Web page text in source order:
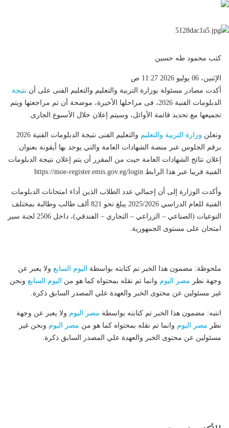
كتب محمود طه حسين
الإثنين، 06 يوليو 2026 11:27 ص
أكدت مصادر مسئولة بوزارة التربية والتعليم والتعليم الفنى على أن نتيجة
الدبلومات الفنية 2026، فى مراحلها الأخيرة، موضحة أن تم مراجعتها ويتم
تجميعها مع تحديد قائمة الأوائل، وسيتم إعلان خلال الأسبوع الجارى.
وتعلن وزارة التربية والتعليم
والتعليم الفنى نتيجة الدبلومات الفنية 2026
برقم الجلوس عبر منصة الشهادات العامة والتي يوجد بها أيقونة بعنوان:
إعلان نتائج الشهادات العامة حيث من المقرر أن يتم إعلان نتيجة الدبلومات
الفنية قريبا عبر هذا الرابط https://moe-register.emis.gov.eg/login
وأكدت الوزارة إلى أن إجمالي عدد الطلاب الذين أداء امتحانات الدبلومات
الفنية للعام الدراسي 2025/2026 يبلغ نحو 821 ألف طالب وطالبة بمختلف
النوعيات (الصناعي – الزراعي – التجاري – الفندقي)، داخل 2506 لجنة سير
امتحان على مستوى الجمهورية.
ملحوظة: مضمون هذا الخبر تم كتابته بواسطة اليوم السابع ولا يعبر عن
وجهة نظر مصر اليوم وانما تم نقله بمحتواه كما هو من اليوم السابع ونحن
غير مسئولين عن محتوى الخبر والعهدة علي المصدر السابق ذكرة.
انتبه: مضمون هذا الخبر تم كتابته بواسطة مصر اليوم ولا يعبر عن وجهة
نظر مصر اليوم وانما تم نقله بمحتواه كما هو من مصر اليوم ونحن غير
مسئولين عن محتوى الخبر والعهدة علي المصدر السابق ذكرة.